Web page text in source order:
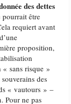
des dettes
être
requiert avant
proposition,
sans risque »
des
« vautours » –
Pour ne pas